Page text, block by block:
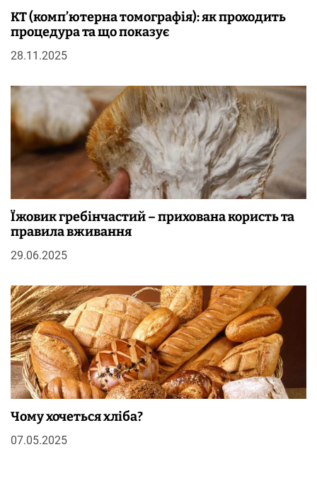
КТ (комп’ютерна томографія): як проходить
процедура та що показує
28.11.2025
Їжовик гребінчастий – прихована користь та
правила вживання
29.06.2025
Чому хочеться хліба?
07.05.2025